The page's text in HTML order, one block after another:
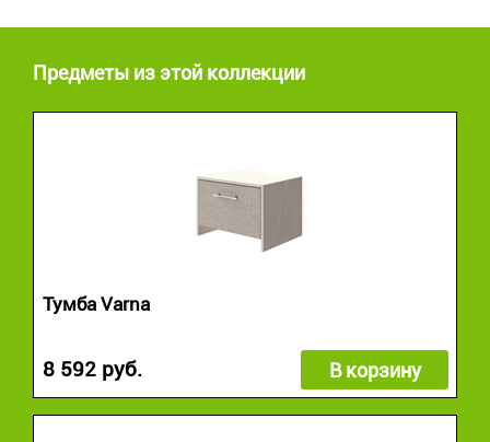
Предметы из этой коллекции
Тумба Varna
8 592 руб. В корзину